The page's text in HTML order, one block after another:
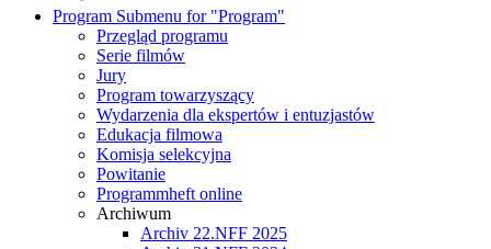
Program Submenu for "Program"
Przegląd programu
Serie filmów
Jury
Program towarzyszący
Wydarzenia dla ekspertów i entuzjastów
Edukacja filmowa
Komisja selekcyjna
Powitanie
Programmheft online
Archiwum
Archiv 22.NFF 2025